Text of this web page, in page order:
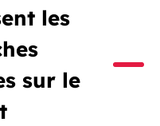
les
sur le